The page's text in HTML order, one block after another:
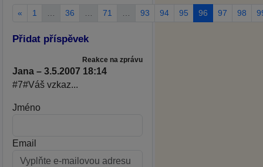
« 1 36 71 93 94 95 96 97 98
Přidat příspěvek
Reakce na zprávu
Jana – 3.5.2007 18:14
#7#Váš vzkaz...
Jméno
Email